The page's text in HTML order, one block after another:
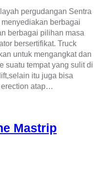
pergudangan Sentra
berbagai
berbagai pilihan masa
bersertifikat. Truck
untuk mengangkat dan
suatu tempat yang sulit di
itu juga bisa
atap…
Mastrip